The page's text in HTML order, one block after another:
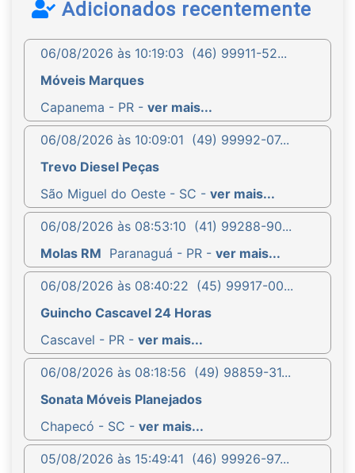
Adicionados recentemente
06/08/2026 às 10:19:03 (46) 99911-52...
Móveis Marques
Capanema - PR - ver mais...
06/08/2026 às 10:09:01 (49) 99992-07...
Trevo Diesel Peças
São Miguel do Oeste - SC - ver mais...
06/08/2026 às 08:53:10 (41) 99288-90...
Molas RM Paranaguá - PR - ver mais...
06/08/2026 às 08:40:22 (45) 99917-00...
Guincho Cascavel 24 Horas
Cascavel - PR - ver mais...
06/08/2026 às 08:18:56 (49) 98859-31...
Sonata Móveis Planejados
Chapecó - SC - ver mais...
05/08/2026 às 15:49:41 (46) 99926-97...